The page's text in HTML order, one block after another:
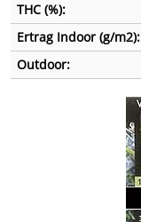
THC (%):
Ertrag Indoor (g/m2):
Outdoor: